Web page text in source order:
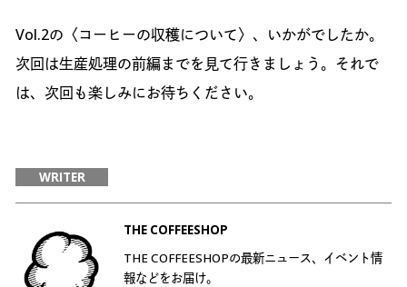
Vol.2の〈コーヒーの収穫について〉、いかがでしたか。
次回は生産処理の前編までを見て行きましょう。それで
は、次回も楽しみにお待ちください。
WRITER
THE COFFEESHOP
THE COFFEESHOPの最新ニュース、イベント情
報などをお届け。